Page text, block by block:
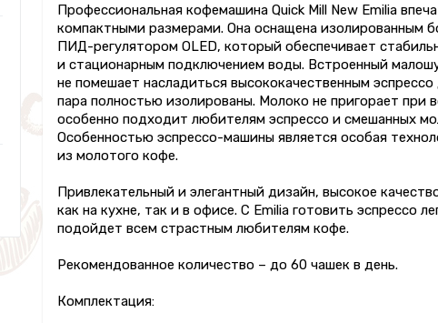
Профессиональная кофемашина Quick Mill New Emilia
компактными размерами. Она оснащена
ПИД-регулятором OLED, который обеспечивает
и стационарным подключением воды. Встроенный
не помешает насладиться высококачественным
пара полностью изолированы. Молоко не пригорает при
особенно подходит любителям эспрессо и смешанных
Особенностью эспрессо-машины является особая
из молотого кофе.
Привлекательный и элегантный дизайн, высокое
как на кухне, так и в офисе. С Emilia готовить эспрессо
подойдет всем страстным любителям кофе.
Рекомендованное количество – до 60 чашек в день.
Комплектация: